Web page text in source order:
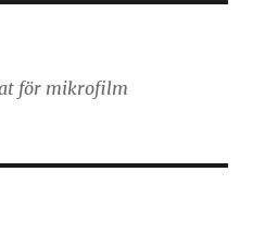
för mikrofilm